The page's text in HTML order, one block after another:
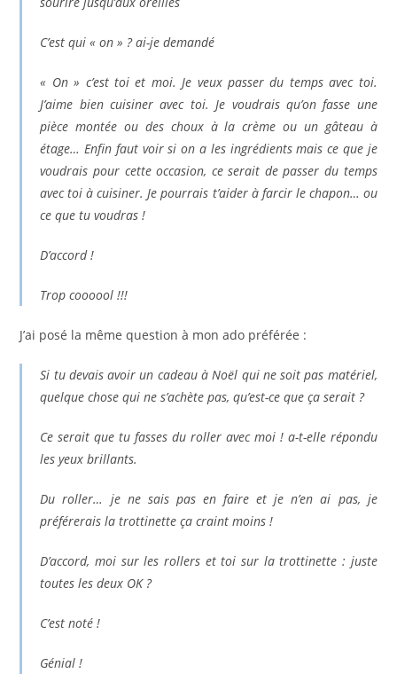
C’est qui « on » ? ai-je demandé
« On » c’est toi et moi. Je veux passer du temps avec toi.
J’aime bien cuisiner avec toi. Je voudrais qu’on fasse une
pièce montée ou des choux à la crème ou un gâteau à
étage… Enfin faut voir si on a les ingrédients mais ce que je
voudrais pour cette occasion, ce serait de passer du temps
avec toi à cuisiner. Je pourrais t’aider à farcir le chapon… ou
ce que tu voudras !
D’accord !
Trop coooool !!!
J’ai posé la même question à mon ado préférée :
Si tu devais avoir un cadeau à Noël qui ne soit pas matériel,
quelque chose qui ne s’achète pas, qu’est-ce que ça serait ?
Ce serait que tu fasses du roller avec moi ! a-t-elle répondu
les yeux brillants.
Du roller… je ne sais pas en faire et je n’en ai pas, je
préférerais la trottinette ça craint moins !
D’accord, moi sur les rollers et toi sur la trottinette : juste
toutes les deux OK ?
C’est noté !
Génial !